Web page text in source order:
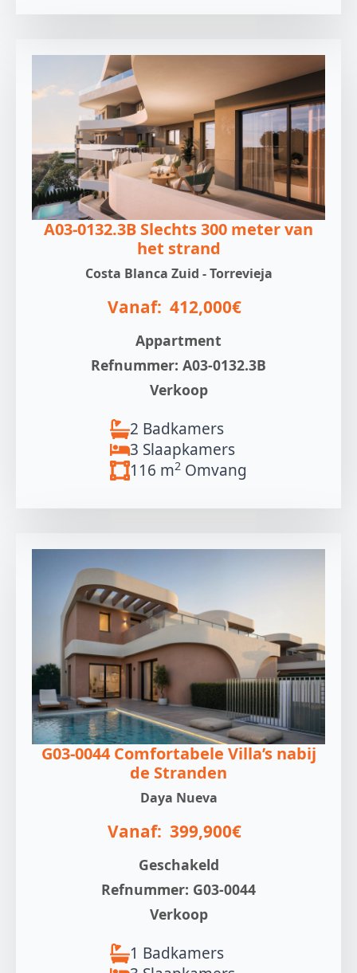
A03-0132.3B Slechts 300 meter van
het strand
Costa Blanca Zuid - Torrevieja
Vanaf: 412,000€
Appartment
Refnummer: A03-0132.3B
Verkoop
2 Badkamers
3 Slaapkamers
116 m2 Omvang
G03-0044 Comfortabele Villa’s nabij
de Stranden
Daya Nueva
Vanaf: 399,900€
Geschakeld
Refnummer: G03-0044
Verkoop
1 Badkamers